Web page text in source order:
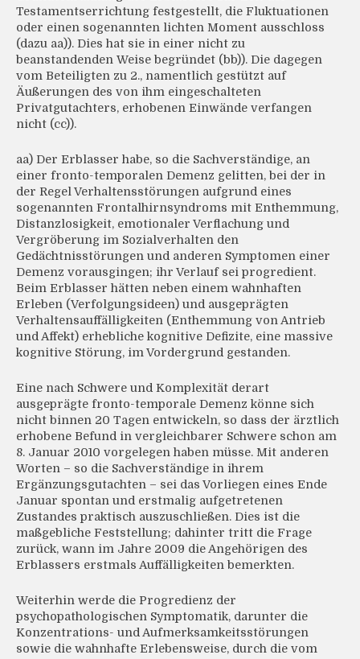
Testamentserrichtung festgestellt, die Fluktuationen
oder einen sogenannten lichten Moment ausschloss
(dazu aa)). Dies hat sie in einer nicht zu
beanstandenden Weise begründet (bb)). Die dagegen
vom Beteiligten zu 2., namentlich gestützt auf
Äußerungen des von ihm eingeschalteten
Privatgutachters, erhobenen Einwände verfangen
nicht (cc)).
aa) Der Erblasser habe, so die Sachverständige, an
einer fronto-temporalen Demenz gelitten, bei der in
der Regel Verhaltensstörungen aufgrund eines
sogenannten Frontalhirnsyndroms mit Enthemmung,
Distanzlosigkeit, emotionaler Verflachung und
Vergröberung im Sozialverhalten den
Gedächtnisstörungen und anderen Symptomen einer
Demenz vorausgingen; ihr Verlauf sei progredient.
Beim Erblasser hätten neben einem wahnhaften
Erleben (Verfolgungsideen) und ausgeprägten
Verhaltensauffälligkeiten (Enthemmung von Antrieb
und Affekt) erhebliche kognitive Defizite, eine massive
kognitive Störung, im Vordergrund gestanden.
Eine nach Schwere und Komplexität derart
ausgeprägte fronto-temporale Demenz könne sich
nicht binnen 20 Tagen entwickeln, so dass der ärztlich
erhobene Befund in vergleichbarer Schwere schon am
8. Januar 2010 vorgelegen haben müsse. Mit anderen
Worten – so die Sachverständige in ihrem
Ergänzungsgutachten – sei das Vorliegen eines Ende
Januar spontan und erstmalig aufgetretenen
Zustandes praktisch auszuschließen. Dies ist die
maßgebliche Feststellung; dahinter tritt die Frage
zurück, wann im Jahre 2009 die Angehörigen des
Erblassers erstmals Auffälligkeiten bemerkten.
Weiterhin werde die Progredienz der
psychopathologischen Symptomatik, darunter die
Konzentrations- und Aufmerksamkeitsstörungen
sowie die wahnhafte Erlebensweise, durch die vom